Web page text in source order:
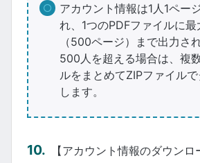
アカウント情報は1人1ペー
れ、1つのPDFファイルに
（500ページ）まで出力さ
500人を超える場合は、複
ルをまとめてZIPファイル
します。
【アカウント情報のダウン